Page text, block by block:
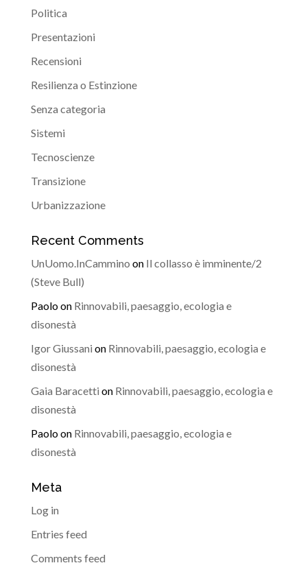
Politica
Presentazioni
Recensioni
Resilienza o Estinzione
Senza categoria
Sistemi
Tecnoscienze
Transizione
Urbanizzazione
Recent Comments
UnUomo.InCammino on Il collasso è imminente/2
(Steve Bull)
Paoloon Rinnovabili, paesaggio, ecologia e
disonestà
Igor Giussani on Rinnovabili, paesaggio, ecologia e
disonestà
Gaia Baracetti on Rinnovabili, paesaggio, ecologia e
disonestà
Paoloon Rinnovabili, paesaggio, ecologia e
disonestà
Meta
Log in
Entries feed
Comments feed